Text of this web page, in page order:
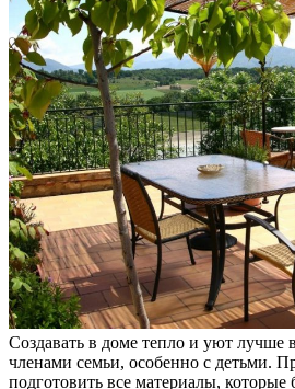
Создавать в доме тепло и уют лучше
членами семьи, особенно с детьми.
подготовить все материалы, которые